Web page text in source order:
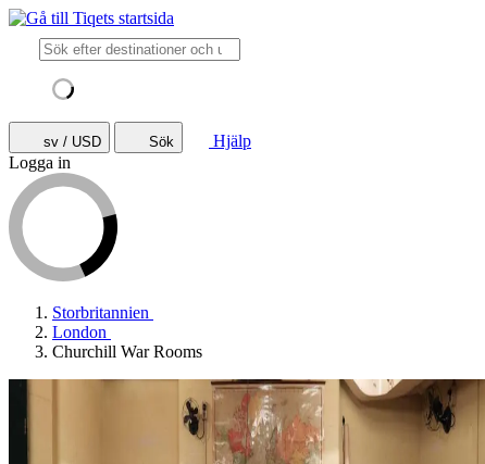
sv / USD Sök
Hjälp
Logga in
Storbritannien
London
Churchill War Rooms